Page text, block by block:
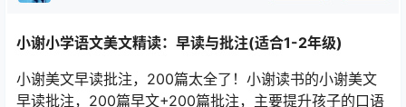
小谢小学语文美文精读：早读与批注(适合1-2年级)
小谢美文早读批注，200篇太全了！小谢读书的小谢美文
早读批注，200篇早文+200篇批注，主要提升孩子的口语